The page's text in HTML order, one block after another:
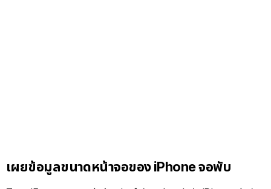
เผยข้อมูลขนาดหน้าจอของ iPhone จอพับ